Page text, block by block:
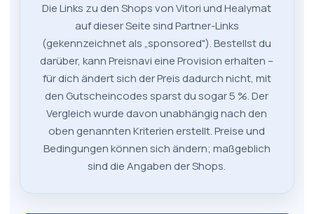
Die Links zu den Shops von Vitori und Healymat
auf dieser Seite sind Partner-Links
(gekennzeichnet als „sponsored"). Bestellst du
darüber, kann Preisnavi eine Provision erhalten –
für dich ändert sich der Preis dadurch nicht, mit
den Gutscheincodes sparst du sogar 5 %. Der
Vergleich wurde davon unabhängig nach den
oben genannten Kriterien erstellt. Preise und
Bedingungen können sich ändern; maßgeblich
sind die Angaben der Shops.